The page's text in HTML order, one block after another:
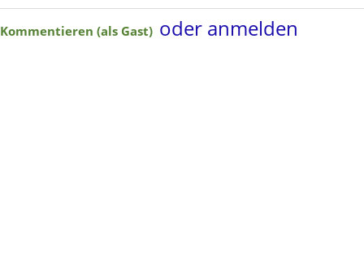
Kommentieren (als Gast) oder anmelden